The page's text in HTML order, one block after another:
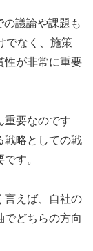
の議論や課題も
でなく、施策
性が非常に重要
重要なのです
戦略としての戦
す。
言えば、自社の
でどちらの方向